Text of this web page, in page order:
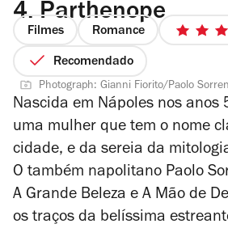
4. Parthenope
Filmes Romance
Recomendado
Photograph: Gianni Fiorito/Paolo
Nascida em Nápoles nos anos
uma mulher que tem o nome
cidade, e da sereia da
O também napolitano Paolo
A Grande Beleza e A Mão de
os traços da belíssima